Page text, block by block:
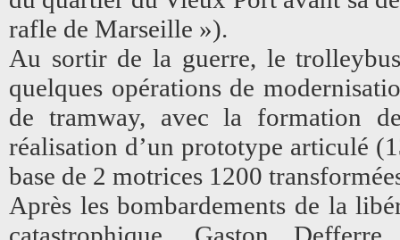
rafle de Marseille »).
Au sortir de la guerre, le
quelques opérations de
de tramway, avec la formation
réalisation d’un prototype articulé
base de 2 motrices 1200
Après les bombardements de la